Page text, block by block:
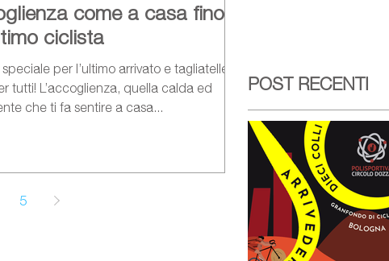
come a casa fino
ciclista
per l’ultimo arrivato e tagliatelle al
tutti! L’accoglienza, quella calda ed
che ti fa sentire a casa...
5
POST RECENTI